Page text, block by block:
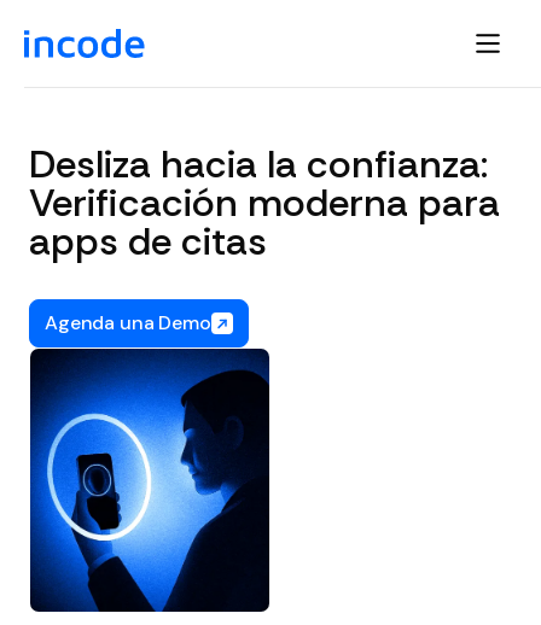
Desliza hacia la confianza:
Verificación moderna para
apps de citas
Agenda una Demo